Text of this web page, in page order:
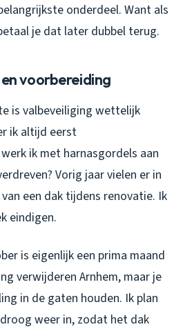
onderdeel. Want als
je dat later dubbel terug.
voorbereiding
is valbeveiliging wettelijk
ik altijd eerst
ik met harnasgordels aan
Vorig jaar vielen er in
een dak tijdens renovatie. Ik
eindigen.
is eigenlijk een prima maand
verwijderen Arnhem, maar je
in de gaten houden. Ik plan
weer in, zodat het dak